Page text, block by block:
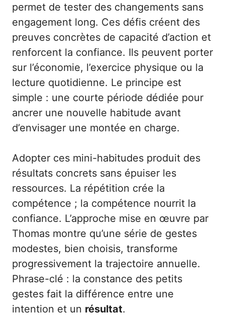
permet de tester des changements sans
engagement long. Ces défis créent des
preuves concrètes de capacité d’action et
renforcent la confiance. Ils peuvent porter
sur l’économie, l’exercice physique ou la
lecture quotidienne. Le principe est
simple : une courte période dédiée pour
ancrer une nouvelle habitude avant
d’envisager une montée en charge.
Adopter ces mini-habitudes produit des
résultats concrets sans épuiser les
ressources. La répétition crée la
compétence ; la compétence nourrit la
confiance. L’approche mise en œuvre par
Thomas montre qu’une série de gestes
modestes, bien choisis, transforme
progressivement la trajectoire annuelle.
Phrase-clé : la constance des petits
gestes fait la différence entre une
intention et un résultat.